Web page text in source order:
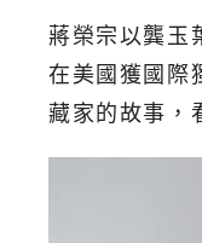
蔣榮宗以龔玉
在美國獲國
藏家的故事，